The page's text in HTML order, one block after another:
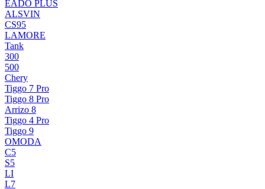
EADO PLUS
ALSVIN
CS95
LAMORE
Tank
300
500
Chery
Tiggo 7 Pro
Tiggo 8 Pro
Arrizo 8
Tiggo 4 Pro
Tiggo 9
OMODA
C5
S5
LI
L7